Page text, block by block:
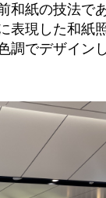
和紙の技法で
表現した和紙
調でデザイン